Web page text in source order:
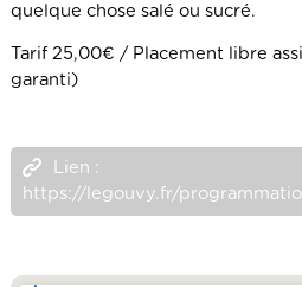
quelque chose salé ou sucré.
Tarif 25,00€ / Placement libre
garanti)
Lien :
https://legouvy.fr/